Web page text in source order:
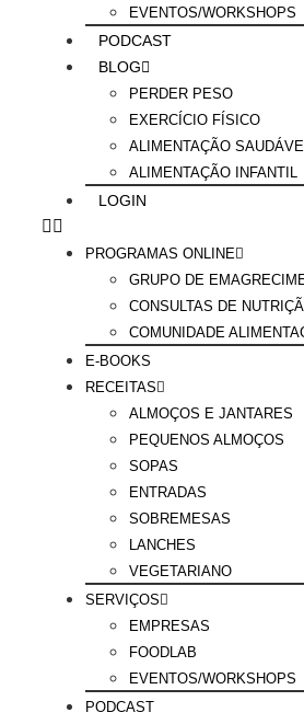
EVENTOS/WORKSHOPS
PODCAST
BLOG
PERDER PESO
EXERCÍCIO FÍSICO
ALIMENTAÇÃO
ALIMENTAÇÃO INFANTIL
LOGIN
PROGRAMAS ONLINE
GRUPO DE
CONSULTAS DE
COMUNIDADE
E-BOOKS
RECEITAS
ALMOÇOS E JANTARES
PEQUENOS ALMOÇOS
SOPAS
ENTRADAS
SOBREMESAS
LANCHES
VEGETARIANO
SERVIÇOS
EMPRESAS
FOODLAB
EVENTOS/WORKSHOPS
PODCAST